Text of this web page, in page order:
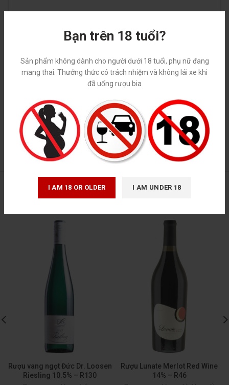
Bạn trên 18 tuổi?
Sản phẩm không dành cho người dưới 18 tuổi, phụ nữ đang
mang thai. Thưởng thức có trách nhiệm và không lái xe khi
đã uống rượu bia
I AM 18 OR OLDER I AM UNDER 18
SẢN PHẨM TƯƠNG TỰ
Rượu vang ngọt Đức Dr. Loosen
Riesling 10.5% – R130
Rượu Lunate Merlot Red Wine
14% – R46